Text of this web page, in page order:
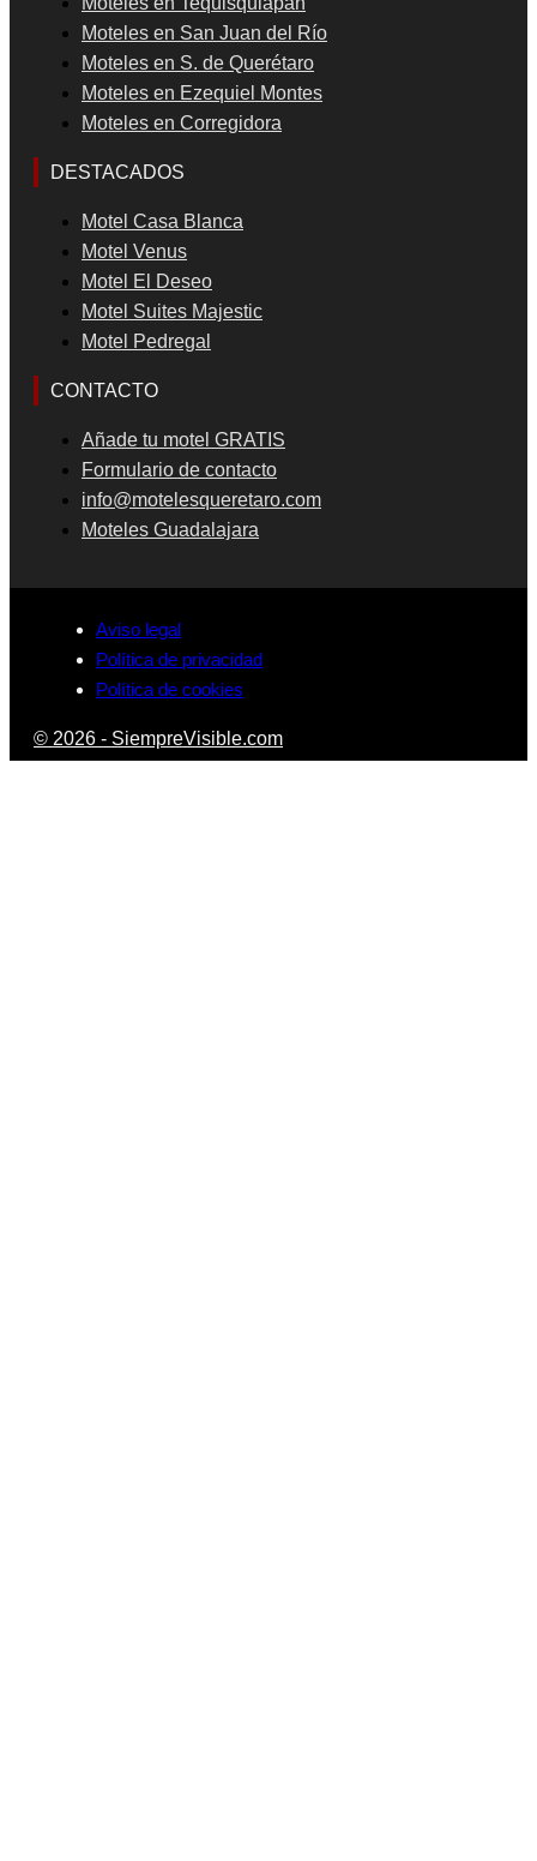
Moteles en San Juan del Río
Moteles en S. de Querétaro
Moteles en Ezequiel Montes
Moteles en Corregidora
DESTACADOS
Motel Casa Blanca
Motel Venus
Motel El Deseo
Motel Suites Majestic
Motel Pedregal
CONTACTO
Añade tu motel GRATIS
Formulario de contacto
info@motelesqueretaro.com
Moteles Guadalajara
Aviso legal
Política de privacidad
Política de cookies
© 2026 - SiempreVisible.com